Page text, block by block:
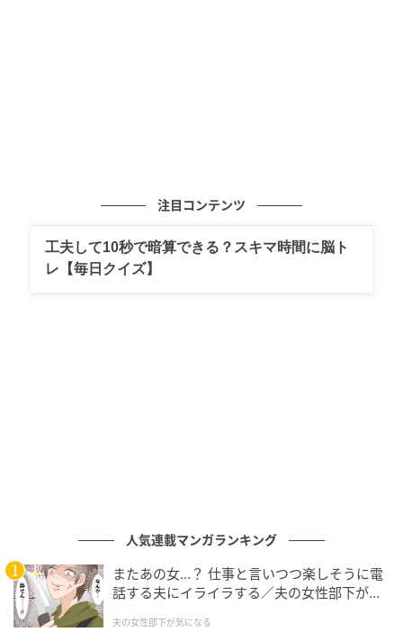
注目コンテンツ
工夫して10秒で暗算できる？スキマ時間に脳ト
レ【毎日クイズ】
人気連載マンガランキング
またあの女…？ 仕事と言いつつ楽しそうに電
話する夫にイライラする／夫の女性部下が気
夫の女性部下が気になる